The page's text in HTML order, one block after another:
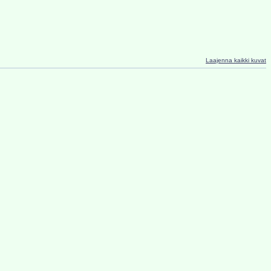
Laajenna kaikki kuvat